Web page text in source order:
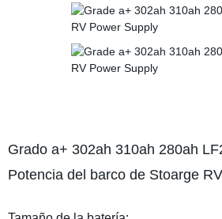
Grado a+ 302ah 310ah 280ah
Potencia del barco de Stoarge